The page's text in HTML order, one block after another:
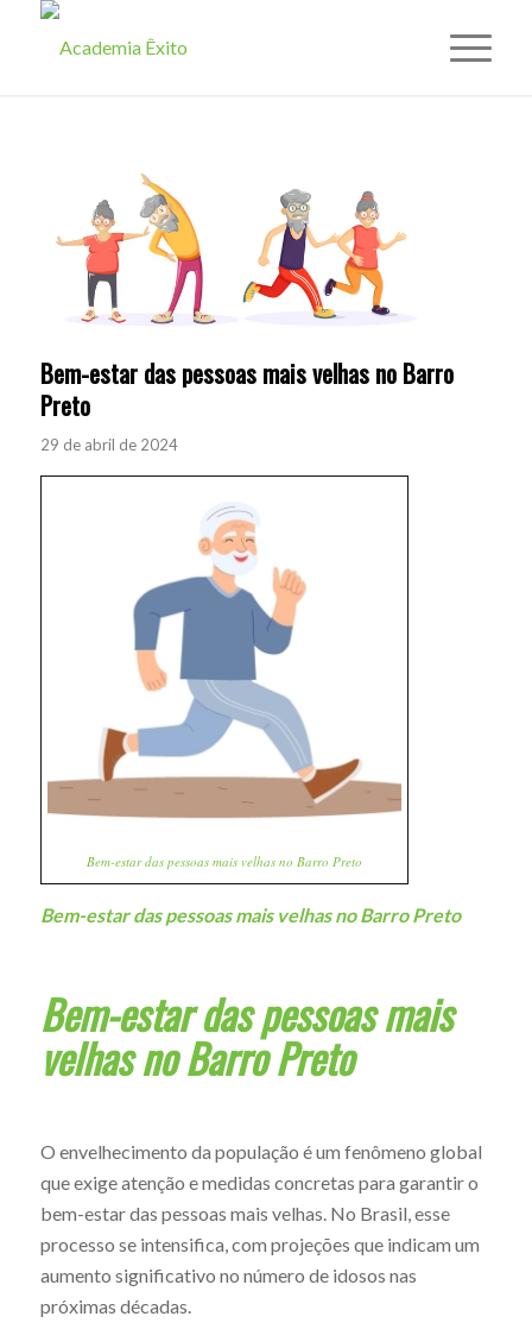
Bem-estar das pessoas mais velhas no Barro
Preto
29 de abril de 2024
Bem-estar das pessoas mais velhas no Barro Preto
Bem-estar das pessoas mais velhas no Barro Preto
Bem-estar das pessoas mais
velhas no Barro Preto
O envelhecimento da população é um fenômeno global
que exige atenção e medidas concretas para garantir o
bem-estar das pessoas mais velhas. No Brasil, esse
processo se intensifica, com projeções que indicam um
aumento significativo no número de idosos nas
próximas décadas.